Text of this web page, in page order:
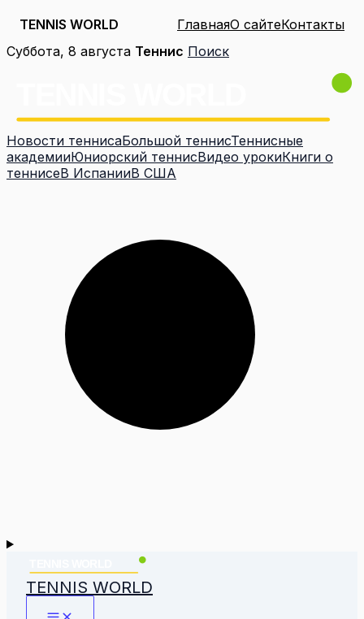
TENNIS WORLD ГлавнаяО сайтеКонтакты
Перейти
Суббота, 8 августа Теннис Поиск
Новости теннисаБольшой теннисТеннисные
академииЮниорский теннисВидео урокиКниги о
теннисеВ ИспанииВ США
TENNIS WORLD